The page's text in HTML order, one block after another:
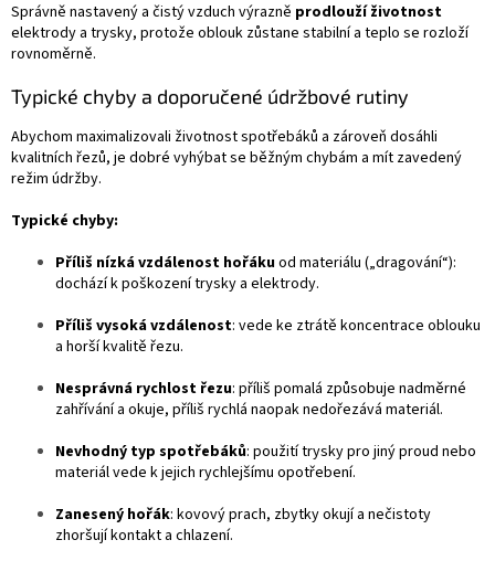
Správně nastavený a čistý vzduch výrazně prodlouží životnost
elektrody a trysky, protože oblouk zůstane stabilní a teplo se rozloží
rovnoměrně.
Typické chyby a doporučené údržbové rutiny
Abychom maximalizovali životnost spotřebáků a zároveň dosáhli
kvalitních řezů, je dobré vyhýbat se běžným chybám a mít zavedený
režim údržby.
Typické chyby:
Příliš nízká vzdálenost hořákuod materiálu („dragování“):
dochází k poškození trysky a elektrody.
Příliš vysoká vzdálenost: vede ke ztrátě koncentrace oblouku
a horší kvalitě řezu.
Nesprávná rychlost řezu: příliš pomalá způsobuje nadměrné
zahřívání a okuje, příliš rychlá naopak nedořezává materiál.
Nevhodný typ spotřebáků: použití trysky pro jiný proud nebo
materiál vede k jejich rychlejšímu opotřebení.
Zanesený hořák: kovový prach, zbytky okují a nečistoty
zhoršují kontakt a chlazení.